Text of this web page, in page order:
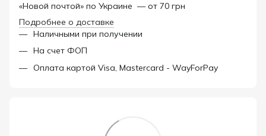
«Новой почтой» по Украине — от 70 грн
Подробнее о доставке
Наличными при получении
На счет ФОП
Оплата картой Visa, Mastercard - WayForPay